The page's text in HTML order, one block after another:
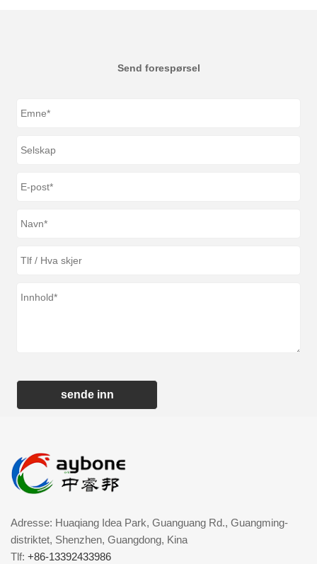
Send forespørsel
sende inn
Adresse: Huaqiang Idea Park, Guanguang Rd., Guangming-
distriktet, Shenzhen, Guangdong, Kina
Tlf: +86-13392433986